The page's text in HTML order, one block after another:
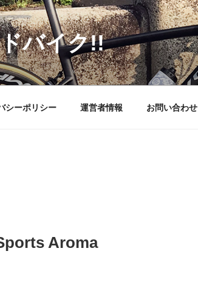
バイク!!
シーポリシー 運営者情報 お問い合わせ
Aroma